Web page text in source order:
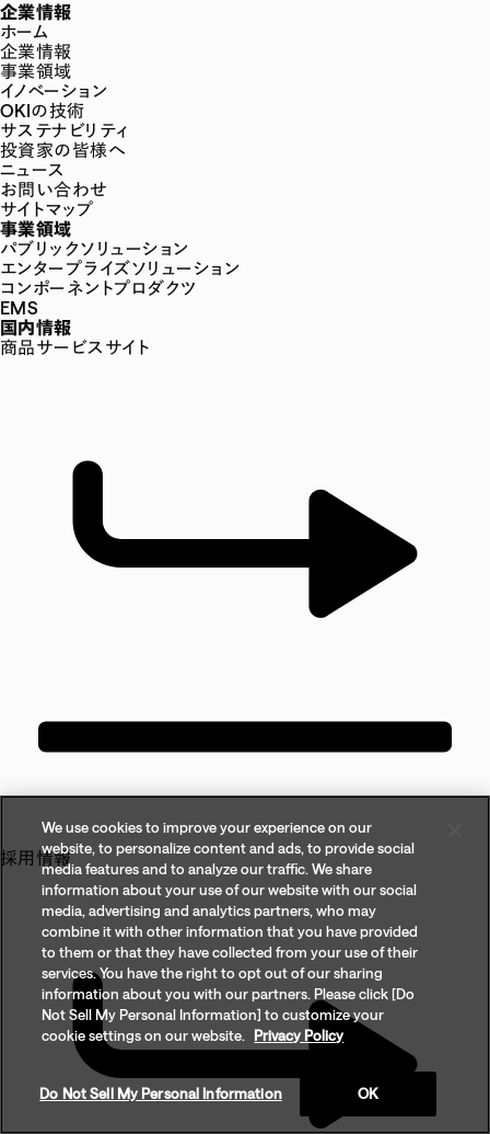
企業情報
ホーム
企業情報
事業領域
イノベーション
OKIの技術
サステナビリティ
投資家の皆様へ
ニュース
お問い合わせ
サイトマップ
事業領域
パブリックソリューション
エンタープライズソリューション
コンポーネントプロダクツ
EMS
国内情報
商品サービスサイト
採用情報
We use cookies to improve your experience on our
website, to personalize content and ads, to provide social
media features and to analyze our traffic. We share
information about your use of our website with our social
media, advertising and analytics partners, who may
combine it with other information that you have provided
to them or that they have collected from your use of their
services. You have the right to opt out of our sharing
information about you with our partners. Please click [Do
Not Sell My Personal Information] to customize your
cookie settings on our website.
Privacy Policy
Do Not Sell My Personal Information OK